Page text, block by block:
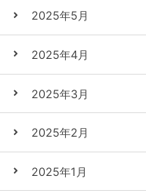
2025年5月
2025年4月
2025年3月
2025年2月
2025年1月